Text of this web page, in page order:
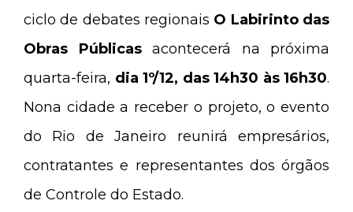
ciclo de debates regionais O Labirinto das
Obras Públicas acontecerá na próxima
quarta-feira, dia 1º/12, das 14h30 às 16h30.
Nona cidade a receber o projeto, o evento
do Rio de Janeiro reunirá empresários,
contratantes e representantes dos órgãos
de Controle do Estado.